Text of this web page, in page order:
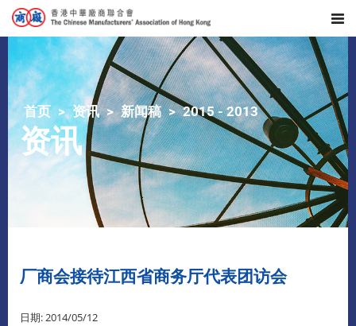
首页 资讯 新闻稿 2015 - 2013
资讯
厂商会接待江西省商务厅代表团访会
日期: 2014/05/12